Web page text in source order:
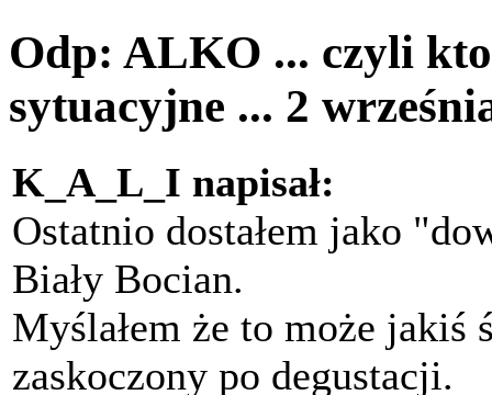
Odp: ALKO ... czyli
sytuacyjne ... 2
K_A_L_I napisał:
Ostatnio dostałem jako
Biały Bocian.
Myślałem że to może jakiś
zaskoczony po degustacji.